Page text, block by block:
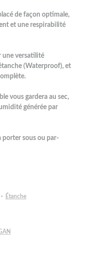
de façon optimale,
et une respirabilité
une versatilité
(Waterproof), et
vous gardera au sec,
générée par
porter sous ou par-
- Étanche